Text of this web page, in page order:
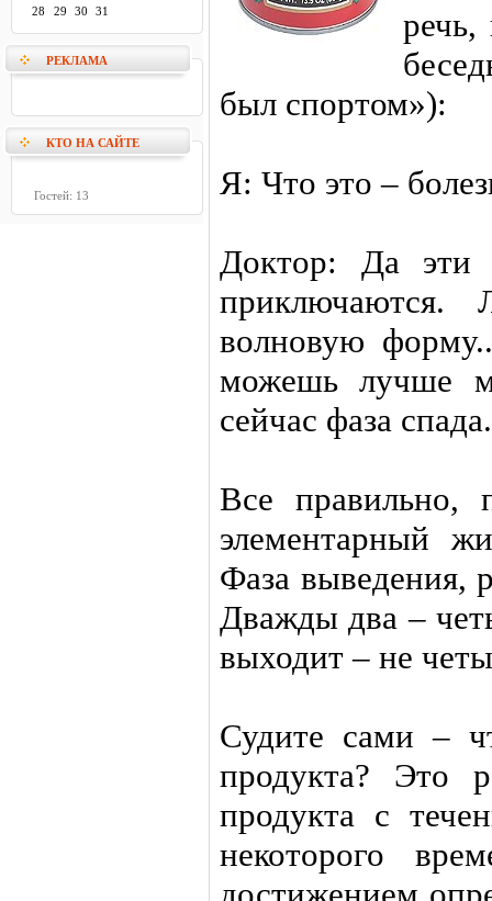
28
29 30 31
РЕКЛАМА
КТО НА САЙТЕ
Гостей: 13
был спортом»):
Я: Что это –
Доктор: Да эти
приключаются.
волновую
можешь лучше
сейчас фаза спада.
Все правильно,
элементарный
Фаза выведения,
Дважды два –
выходит – не
Судите сами –
продукта? Это
продукта с
некоторого